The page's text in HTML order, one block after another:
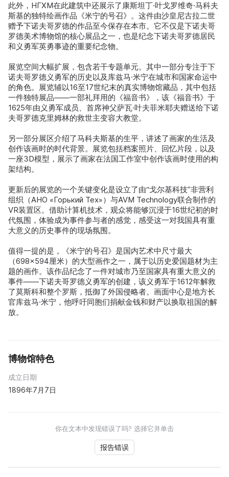
此外，НГХМ在此建筑中还展示了康斯坦丁·叶戈罗维奇·马科夫
斯基的独特绘画作品《米宁的号召》。这件由沙皇尼古拉二世
赠予下诺夫哥罗德的作品至今保存在本市。它不仅是下诺夫哥
罗德美术博物馆的核心展品之一，也是纪念下诺夫哥罗德居民
和义勇军英勇事迹的重要纪念物。
展览空间大幅扩展，包含若干专题单元。其中一部分专注于下
诺夫哥罗德义勇军的历史以及库兹马·米宁在城市和国家命运中
的角色。展览辅以16至17世纪末的真实博物馆藏品，其中包括
一件独特展品——一部礼拜用的《福音书》，该《福音书》于
1625年由义勇军成员、首席神父萨瓦·叶夫菲米耶夫赠送给下诺
夫哥罗德克里姆林的救世主变容大教堂。
另一部分展区介绍了马科夫斯基的生平，讲述了画家的生活及
创作该画时的时代背景。展览包括档案照片、回忆片段，以及
一座3D模型，展示了画家在法国工作室中创作该画时使用的构
架结构。
更新后的展览的一个关键变化是设立了由“戈尔基科技”非营利
组织（АНО «Горький Тех»）与AVM Technology联合制作的
VR装置区。借助计算机技术，观众将能够沉浸于16世纪初的时
代氛围，体验成为事件参与者的感觉，感受这一对我国具有重
大意义的历史事件的现场氛围。
值得一提的是，《米宁的号召》是国内艺术中尺寸最大
（698×594厘米）的大型画作之一，属于以历史爱国题材为主
题的画作。该作品纪念了一件对城市乃至国家具有重大意义的
事件——下诺夫哥罗德义勇军的创建，该义勇军于1612年解救
了莫斯科和整个罗斯，抵御了外国侵略者。画面中心是地方长
官库兹马·米宁，他呼吁同胞们捐献金钱和财产以换取祖国的解
放。
博物馆特色
成立日期
1896年7月7日
你在文本中发现错误了吗? 选择它并单击
报告错误